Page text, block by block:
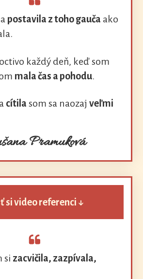
postavila z toho gauča ako
každý deň, keď som
mala čas a pohodu.
cítila som sa naozajveľmi
Pramuková
si video referenci ↓
si zacvičila, zazpívala,